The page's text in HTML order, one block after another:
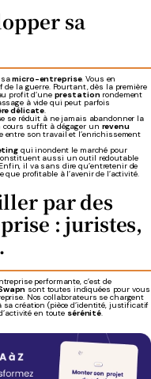
sa
samicro-entreprise. Vous en
la guerre. Pourtant, dès la première
profit d’une prestationrondement
à vide qui peut parfois
délicate.
se réduit à ne jamais abandonner la
cours suffit à dégager un revenu
son travail et l’enrichissement
qui inondent le marché pour
aussi un outil redoutable
il va sans dire qu’entretenir de
profitable à l’avenir de l’activité.
par des
: juristes,
performante, c’est de
sont toutes indiquées pour vous
Nos collaborateurs se chargent
création (pièce d’identité, justificatif
en toute sérénité.